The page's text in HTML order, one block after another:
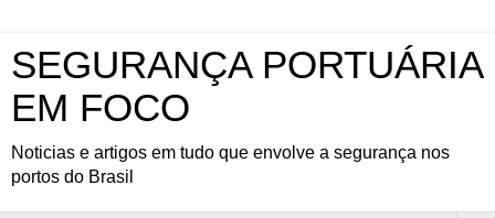
SEGURANÇA PORTUÁRIA
EM FOCO
Noticias e artigos em tudo que envolve a segurança nos
portos do Brasil